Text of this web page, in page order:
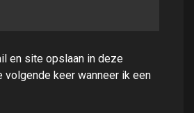
en site opslaan in deze
volgende keer wanneer ik een